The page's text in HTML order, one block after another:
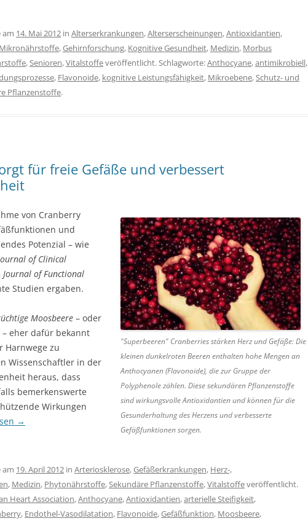
am 14. Mai 2012 in Alterserkrankungen,Alterserscheinungen,Antioxidantien,
,Gehirnforschung, Kognitive Gesundheit, Medizin, Morbus
,Senioren,Vitalstoffeveröffentlicht. Schlagworte:Anthocyane,antimikrobiell,
, Flavonoide, kognitive Leistungsfähigkeit, Mikroebene,Schutz- und
Pflanzenstoffe.
für freie Gefäße und verbessert
"Superbeeren" Cranberries stärken Herz und Gefäße: Die
kleinen dunkelroten Beeren enthalten hohe Mengen an
Anthocyanen (Flavonoide), die zur Gruppe der
Polyphenole zählen. Diese sekundären Pflanzenstoffe
sind wirkungsvolle Antioxidantien und können für die
Gesunderhaltung des Herzens und verbesserte
Gefäßfunktionen sorgen.
von Cranberry
und
Potenzial – wie
of Clinical
Journal of Functional
Studien ergaben.
Moosbeere – oder
eher dafür bekannt
Harnwege zu
Wissenschaftler in der
heraus, dass
bemerkenswerte
Wirkungen
→
am 19. April 2012 in Arteriosklerose,Gefäßerkrankungen, Herz-,
, Medizin, Phytonährstoffe,Sekundäre Pflanzenstoffe,Vitalstoffeveröffentlicht.
Heart Association,Anthocyane,Antioxidantien,arterielle Steifigkeit,
, Endothel-Vasodilatation, Flavonoide,Gefäßfunktion, Moosbeere,